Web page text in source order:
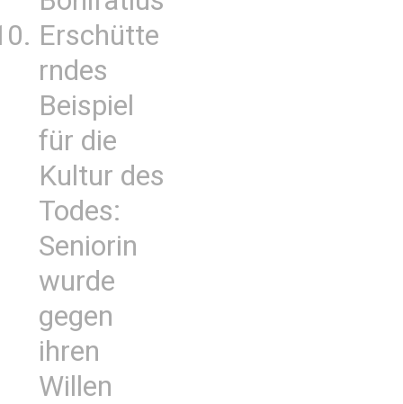
Erschütte
rndes
Beispiel
für die
Kultur des
Todes:
Seniorin
wurde
gegen
ihren
Willen